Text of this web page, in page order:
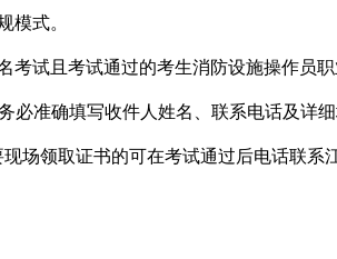
模式。
考试且考试通过的考生消防设施操作员
必准确填写收件人姓名、联系电话及详
场领取证书的可在考试通过后电话联系